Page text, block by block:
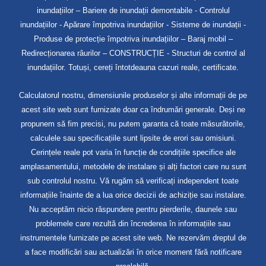
inundațiilor – Bariere de inundații demontabile - Controlul
inundațiilor - Apărare împotriva inundațiilor - Sisteme de inundații -
Produse de protecție împotriva inundațiilor – Baraj mobil –
Redirecționarea râurilor – CONSTRUCȚIE - Structuri de control al
inundațiilor. Totuși, cereți întotdeauna cazuri reale, certificate.
Calculatorul nostru, dimensiunile produselor și alte informații de pe
acest site web sunt furnizate doar ca îndrumări generale. Deși ne
propunem să fim precisi, nu putem garanta că toate măsurătorile,
calculele sau specificațiile sunt lipsite de erori sau omisiuni.
Cerințele reale pot varia în funcție de condițiile specifice ale
amplasamentului, metodele de instalare și alți factori care nu sunt
sub controlul nostru. Vă rugăm să verificați independent toate
informațiile înainte de a lua orice decizii de achiziție sau instalare.
Nu acceptăm nicio răspundere pentru pierderile, daunele sau
problemele care rezultă din încrederea în informațiile sau
instrumentele furnizate pe acest site web. Ne rezervăm dreptul de
a face modificări sau actualizări în orice moment fără notificare